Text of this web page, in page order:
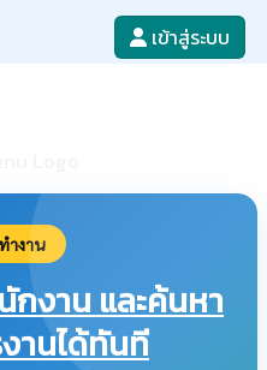
เข้าสู่ระบบ
ำงาน
งาน และค้นหา
านได้ทันที